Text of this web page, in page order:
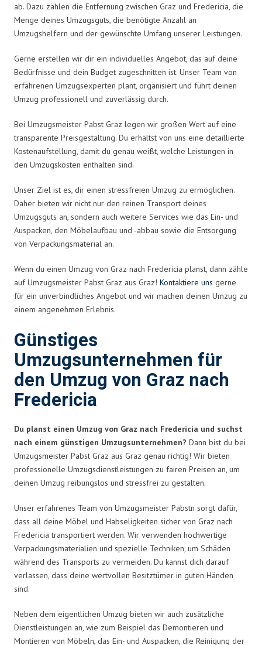
ab. Dazu zählen die Entfernung zwischen Graz und Fredericia, die
Menge deines Umzugsguts, die benötigte Anzahl an
Umzugshelfern und der gewünschte Umfang unserer Leistungen.
Gerne erstellen wir dir ein individuelles Angebot, das auf deine
Bedürfnisse und dein Budget zugeschnitten ist. Unser Team von
erfahrenen Umzugsexperten plant, organisiert und führt deinen
Umzug professionell und zuverlässig durch.
Bei Umzugsmeister Pabst Graz legen wir großen Wert auf eine
transparente Preisgestaltung. Du erhältst von uns eine detaillierte
Kostenaufstellung, damit du genau weißt, welche Leistungen in
den Umzugskosten enthalten sind.
Unser Ziel ist es, dir einen stressfreien Umzug zu ermöglichen.
Daher bieten wir nicht nur den reinen Transport deines
Umzugsguts an, sondern auch weitere Services wie das Ein- und
Auspacken, den Möbelaufbau und -abbau sowie die Entsorgung
von Verpackungsmaterial an.
Wenn du einen Umzug von Graz nach Fredericia planst, dann zähle
auf Umzugsmeister Pabst Graz aus Graz! Kontaktiere uns gerne
für ein unverbindliches Angebot und wir machen deinen Umzug zu
einem angenehmen Erlebnis.
Günstiges
Umzugsunternehmen für
den Umzug von Graz nach
Fredericia
Du planst einen Umzug von Graz nach Fredericia und suchst
nach einem günstigen Umzugsunternehmen? Dann bist du bei
Umzugsmeister Pabst Graz aus Graz genau richtig! Wir bieten
professionelle Umzugsdienstleistungen zu fairen Preisen an, um
deinen Umzug reibungslos und stressfrei zu gestalten.
Unser erfahrenes Team von Umzugsmeister Pabstn sorgt dafür,
dass all deine Möbel und Habseligkeiten sicher von Graz nach
Fredericia transportiert werden. Wir verwenden hochwertige
Verpackungsmaterialien und spezielle Techniken, um Schäden
während des Transports zu vermeiden. Du kannst dich darauf
verlassen, dass deine wertvollen Besitztümer in guten Händen
sind.
Neben dem eigentlichen Umzug bieten wir auch zusätzliche
Dienstleistungen an, wie zum Beispiel das Demontieren und
Montieren von Möbeln, das Ein- und Auspacken, die Reinigung der